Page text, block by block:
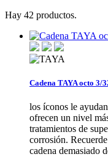
Hay 42 productos.
Cadena TAYA octo 3/
los íconos le
ofrecen un nivel
tratamientos de
corrosión.
cadena demasiado